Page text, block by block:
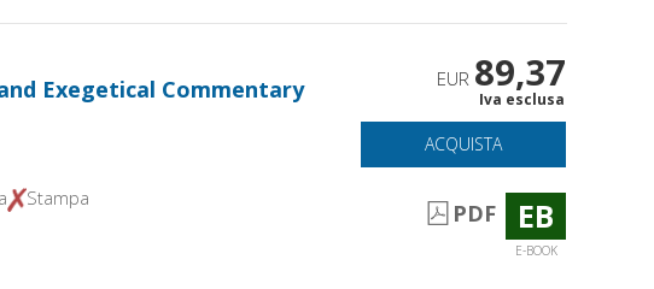
Exegetical Commentary
Stampa
EUR 89,37
Iva esclusa
ACQUISTA
PDF EB
E-BOOK